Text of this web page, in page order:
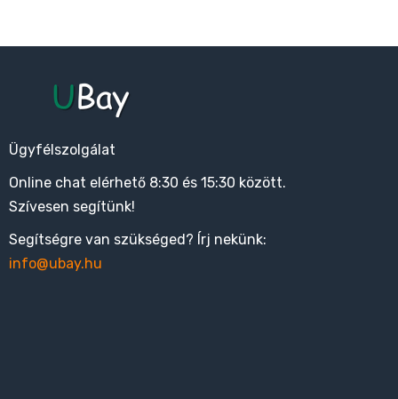
Ügyfélszolgálat
Online chat elérhető 8:30 és 15:30 között.
Szívesen segítünk!
Segítségre van szükséged? Írj nekünk:
info@ubay.hu